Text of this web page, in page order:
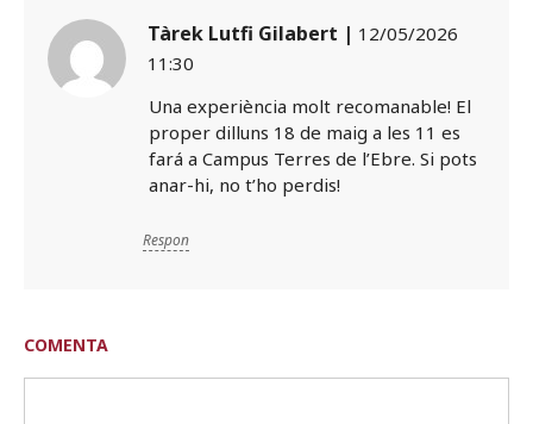
Tàrek Lutfi Gilabert | 12/05/2026
11:30
Una experiència molt recomanable! El
proper dilluns 18 de maig a les 11 es
fará a Campus Terres de l’Ebre. Si pots
anar-hi, no t’ho perdis!
Respon
COMENTA